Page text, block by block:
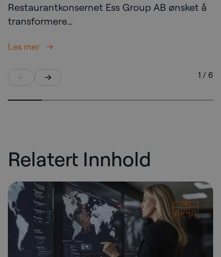
Restaurantkonsernet Ess Group AB ønsket å
transformere…
Les mer
1 / 6
Relatert Innhold